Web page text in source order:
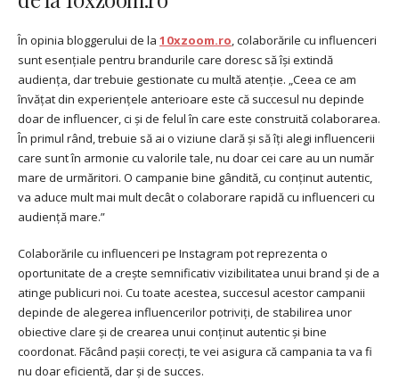
În opinia bloggerului de la 10xzoom.ro, colaborările cu influenceri
sunt esențiale pentru brandurile care doresc să își extindă
audiența, dar trebuie gestionate cu multă atenție. „Ceea ce am
învățat din experiențele anterioare este că succesul nu depinde
doar de influencer, ci și de felul în care este construită colaborarea.
În primul rând, trebuie să ai o viziune clară și să îți alegi influencerii
care sunt în armonie cu valorile tale, nu doar cei care au un număr
mare de urmăritori. O campanie bine gândită, cu conținut autentic,
va aduce mult mai mult decât o colaborare rapidă cu influenceri cu
audiență mare.”
Colaborările cu influenceri pe Instagram pot reprezenta o
oportunitate de a crește semnificativ vizibilitatea unui brand și de a
atinge publicuri noi. Cu toate acestea, succesul acestor campanii
depinde de alegerea influencerilor potriviți, de stabilirea unor
obiective clare și de crearea unui conținut autentic și bine
coordonat. Făcând pașii corecți, te vei asigura că campania ta va fi
nu doar eficientă, dar și de succes.